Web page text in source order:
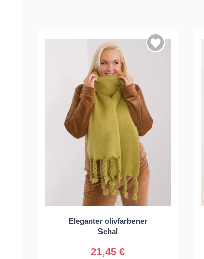
Eleganter olivfarbener
Schal
21,45 €
Universal